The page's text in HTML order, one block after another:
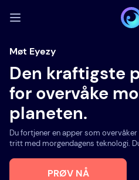
LOGG INN
Demo
Egenskaper
Om oss
Blogg
Møt Eyezy
Den kraftigste
for overvåke
planeten.
Du fortjener en apper som
tritt med morgendagens teknologi.
PRØV NÅ